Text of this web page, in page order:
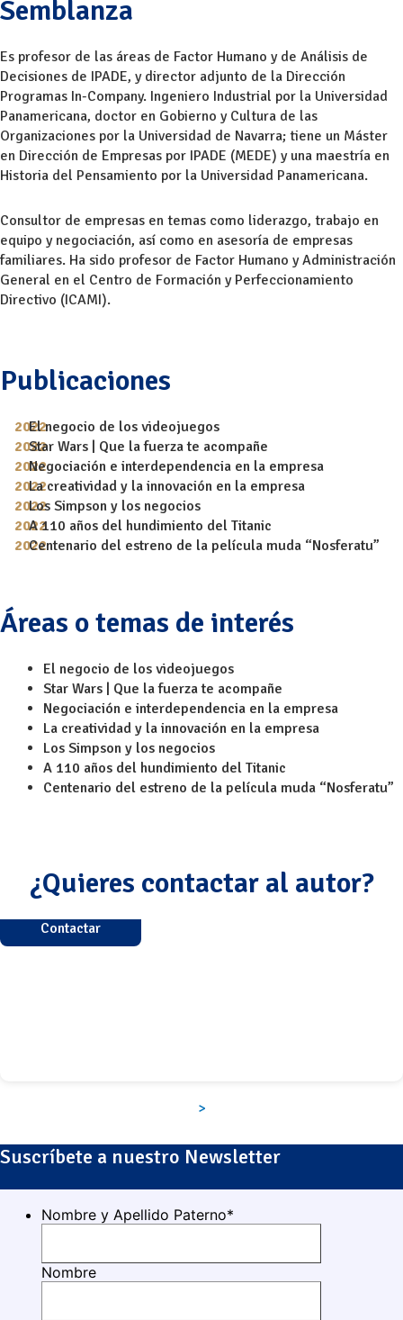
Semblanza
Es profesor de las áreas de Factor Humano y de Análisis de
Decisiones de IPADE, y director adjunto de la Dirección
Programas In-Company. Ingeniero Industrial por la Universidad
Panamericana, doctor en Gobierno y Cultura de las
Organizaciones por la Universidad de Navarra; tiene un Máster
en Dirección de Empresas por IPADE (MEDE) y una maestría en
Historia del Pensamiento por la Universidad Panamericana.
Consultor de empresas en temas como liderazgo, trabajo en
equipo y negociación, así como en asesoría de empresas
familiares. Ha sido profesor de Factor Humano y Administración
General en el Centro de Formación y Perfeccionamiento
Directivo (ICAMI).
Publicaciones
El negocio de los videojuegos
Star Wars | Que la fuerza te acompañe
Negociación e interdependencia en la empresa
La creatividad y la innovación en la empresa
Los Simpson y los negocios
A 110 años del hundimiento del Titanic
Centenario del estreno de la película muda “Nosferatu”
Áreas o temas de interés
El negocio de los videojuegos
Star Wars | Que la fuerza te acompañe
Negociación e interdependencia en la empresa
La creatividad y la innovación en la empresa
Los Simpson y los negocios
A 110 años del hundimiento del Titanic
Centenario del estreno de la película muda “Nosferatu”
¿Quieres contactar al autor?
Contactar
>
Suscríbete a nuestro Newsletter